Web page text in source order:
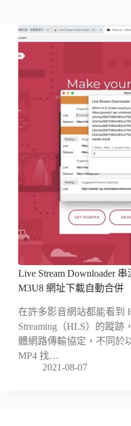
Live Stream Downloader
M3U8 網址下載自動合併
在許多影音網站都能看到
Streaming（HLS）的蹤跡
體網路傳輸協定，不同於
MP4 找…
2021-08-07